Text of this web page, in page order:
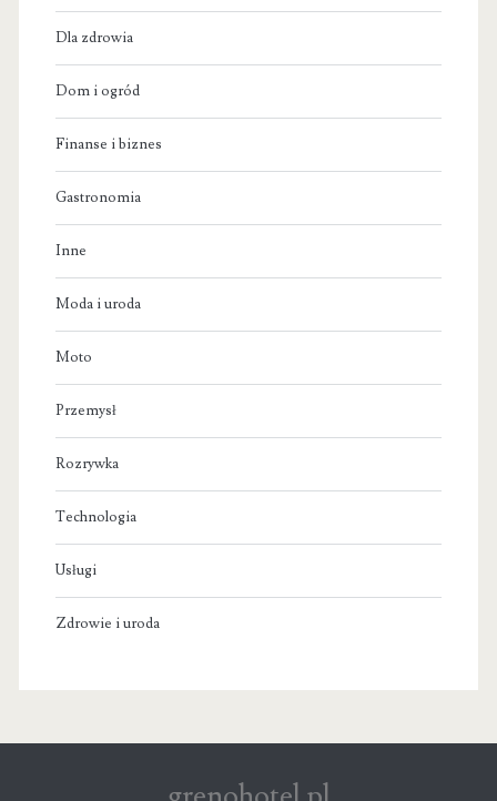
Dla zdrowia
Dom i ogród
Finanse i biznes
Gastronomia
Inne
Moda i uroda
Moto
Przemysł
Rozrywka
Technologia
Usługi
Zdrowie i uroda